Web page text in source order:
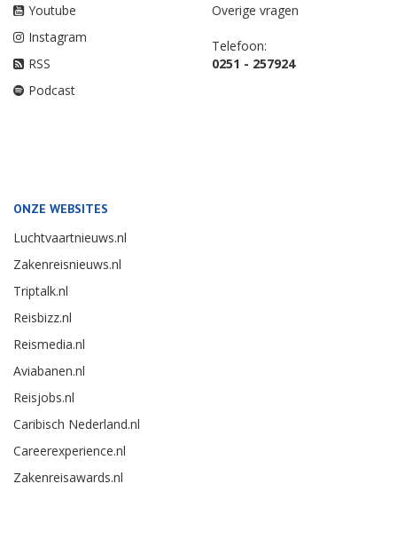
Youtube
Instagram
RSS
Podcast
Overige vragen
Telefoon:
0251 - 257924
ONZE WEBSITES
Luchtvaartnieuws.nl
Zakenreisnieuws.nl
Triptalk.nl
Reisbizz.nl
Reismedia.nl
Aviabanen.nl
Reisjobs.nl
Caribisch Nederland.nl
Careerexperience.nl
Zakenreisawards.nl